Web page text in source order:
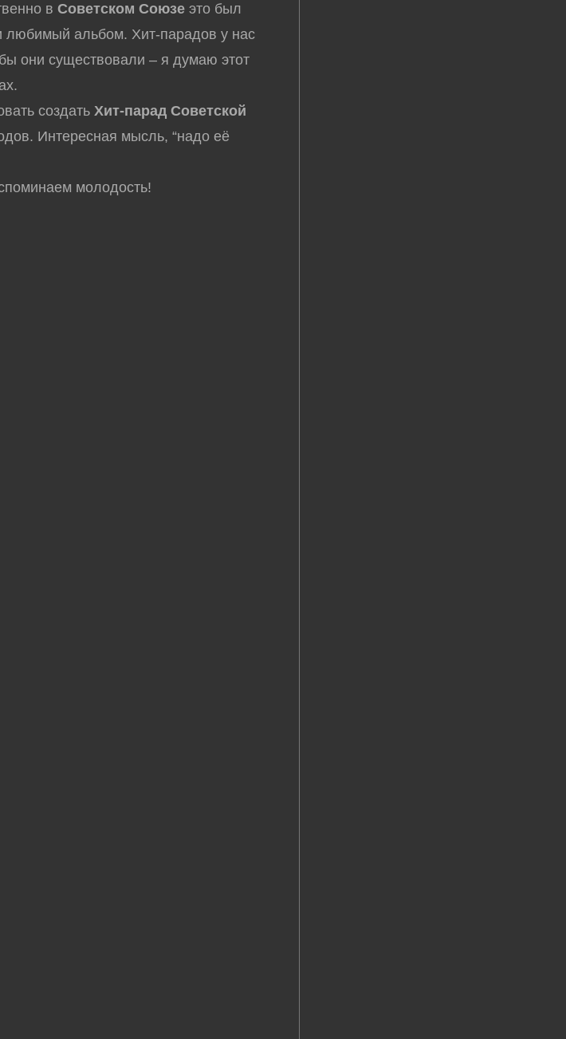
вСоветском Союзе это был
любимый альбом. Хит-парадов у нас
они существовали – я думаю этот
создатьХит-парад Советской
Интересная мысль, “надо её
молодость!